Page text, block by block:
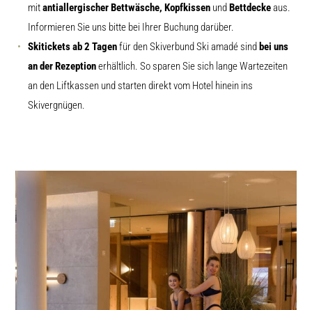
mitantiallergischer Bettwäsche, Kopfkissen und Bettdeckeaus.
Informieren Sie uns bitte bei Ihrer Buchung darüber.
Skitickets ab 2 Tagenfür den Skiverbund Ski amadé sind bei uns
an der Rezeptionerhältlich. So sparen Sie sich lange Wartezeiten
an den Liftkassen und starten direkt vom Hotel hinein ins
Skivergnügen.